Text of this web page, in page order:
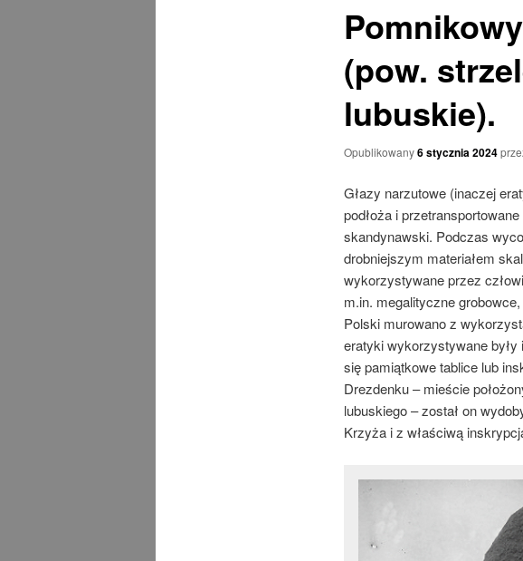
(pow.
lubuskie).
Opublikowany6 stycznia 2024
Głazy narzutowe (inaczej
podłoża i
skandynawski. Podczas
drobniejszym materiałem
wykorzystywane przez
m.in. megalityczne
Polski murowano z
eratyki wykorzystywane były
się pamiątkowe tablice lub
Drezdenku – mieście
lubuskiego – został on
Krzyża i z właściwą